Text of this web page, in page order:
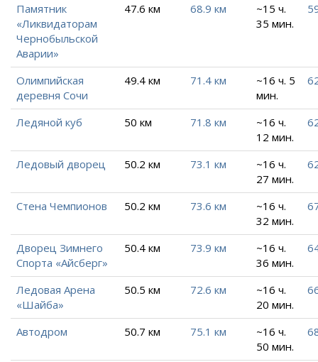
Памятник
«Ликвидаторам
Чернобыльской
Аварии»
47.6 км 68.9 км
~15 ч.
35 мин.
Олимпийская
деревня Сочи
49.4 км 71.4 км
~16 ч. 5
мин.
Ледяной куб 50 км 71.8 км
~16 ч.
12 мин.
Ледовый дворец 50.2 км 73.1 км
~16 ч.
27 мин.
Стена Чемпионов 50.2 км 73.6 км
~16 ч.
32 мин.
Дворец Зимнего
Спорта «Айсберг»
50.4 км 73.9 км
~16 ч.
36 мин.
Ледовая Арена
«Шайба»
50.5 км 72.6 км
~16 ч.
20 мин.
Автодром 50.7 км 75.1 км
~16 ч.
50 мин.